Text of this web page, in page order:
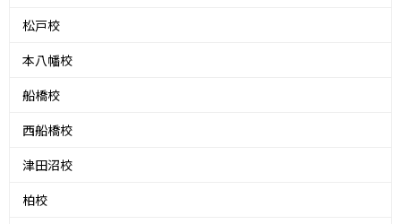
松戸校
本八幡校
船橋校
西船橋校
津田沼校
柏校